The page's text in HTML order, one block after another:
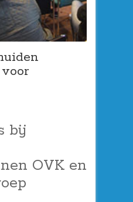
bij
OVK en